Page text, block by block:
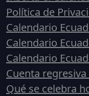
Política de
Calendario
Calendario
Calendario
Cuenta
Qué se celebra